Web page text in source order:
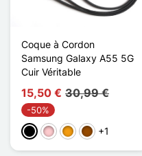
Coque à Cordon
Samsung Galaxy A55 5G
Cuir Véritable
15,50 € 30,99 €
-50%
PretoRosaLaranjaCastanho
+1